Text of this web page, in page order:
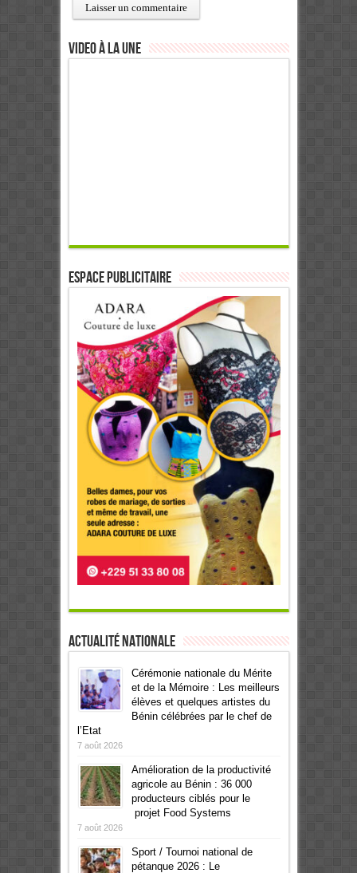
Video à la Une
ESPACE PUBLICITAIRE
Actualité Nationale
Cérémonie nationale du Mérite
et de la Mémoire : Les meilleurs
élèves et quelques artistes du
Bénin célébrées par le chef de
l’Etat
7 août 2026
Amélioration de la productivité
agricole au Bénin : 36 000
producteurs ciblés pour le
projet Food Systems
7 août 2026
Sport / Tournoi national de
pétanque 2026 : Le